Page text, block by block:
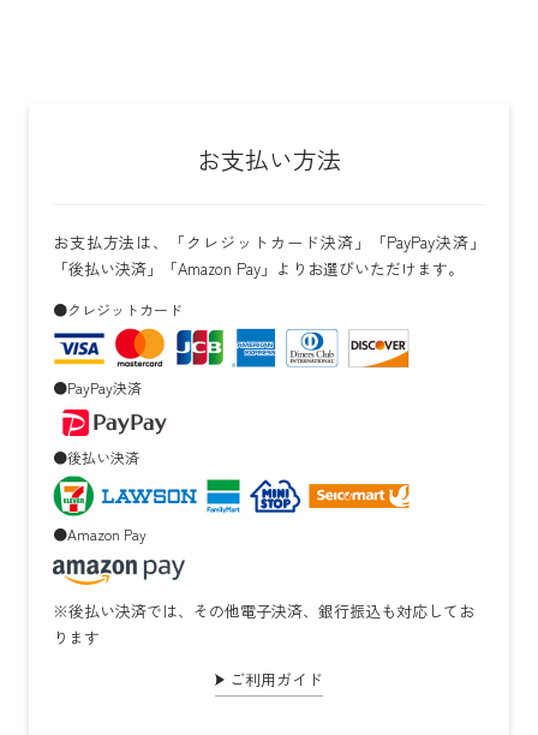
お支払い方法
お支払方法は、「クレジットカード決済」「PayPay決済」
「後払い決済」「Amazon Pay」よりお選びいただけます。
●クレジットカード
●PayPay決済
●後払い決済
●Amazon Pay
※後払い決済では、その他電子決済、銀行振込も対応してお
ります
ご利用ガイド